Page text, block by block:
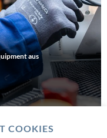
aus
COOKIES